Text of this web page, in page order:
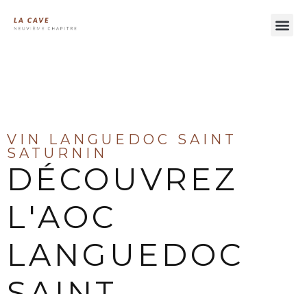
VIN LANGUEDOC SAINT
SATURNIN
DÉCOUVREZ
L'AOC
LANGUEDOC